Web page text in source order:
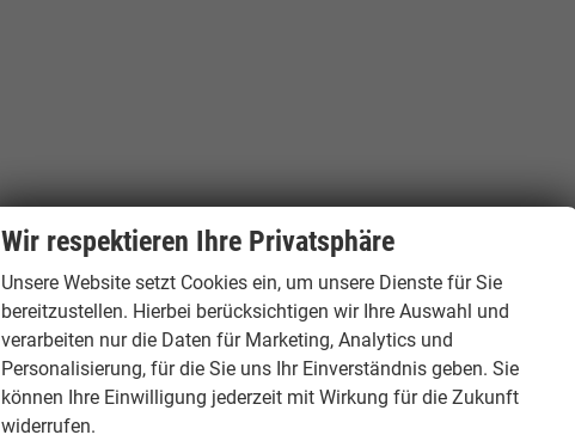
Wir respektieren Ihre Privatsphäre
Unsere Website setzt Cookies ein, um unsere Dienste für Sie
bereitzustellen. Hierbei berücksichtigen wir Ihre Auswahl und
verarbeiten nur die Daten für Marketing, Analytics und
Personalisierung, für die Sie uns Ihr Einverständnis geben. Sie
können Ihre Einwilligung jederzeit mit Wirkung für die Zukunft
widerrufen.